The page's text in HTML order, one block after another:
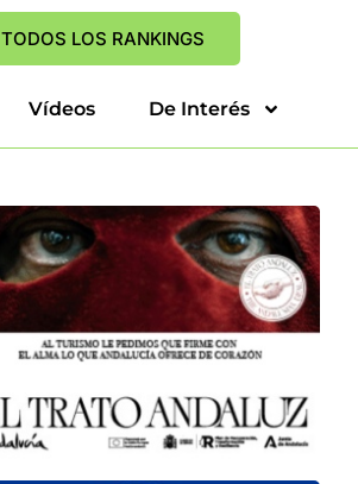
TODOS LOS RANKINGS
Vídeos De Interés